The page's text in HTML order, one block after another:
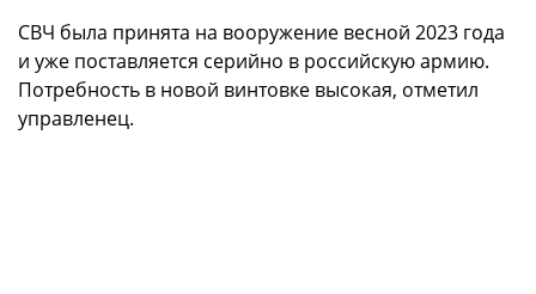
СВЧ была принята на вооружение весной 2023 года
и уже поставляется серийно в российскую армию.
Потребность в новой винтовке высокая, отметил
управленец.